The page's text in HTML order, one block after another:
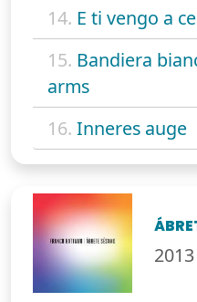
14. E ti vengo a
15. Bandiera
arms
16. Inneres auge
2013